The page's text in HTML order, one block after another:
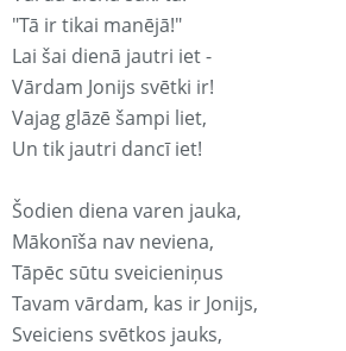
"Tā ir tikai manējā!"
Lai šai dienā jautri iet -
Vārdam Jonijs svētki ir!
Vajag glāzē šampi liet,
Un tik jautri dancī iet!
Šodien diena varen jauka,
Mākonīša nav neviena,
Tāpēc sūtu sveicieniņus
Tavam vārdam, kas ir Jonijs,
Sveiciens svētkos jauks,